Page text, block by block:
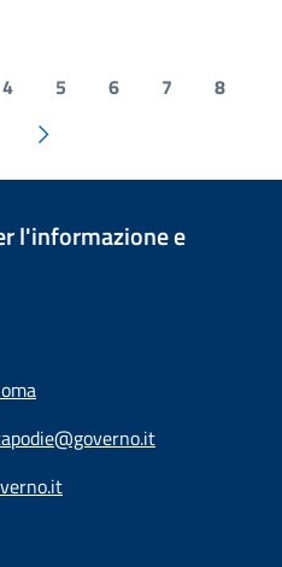
4 5 6 7
8
l'informazione e